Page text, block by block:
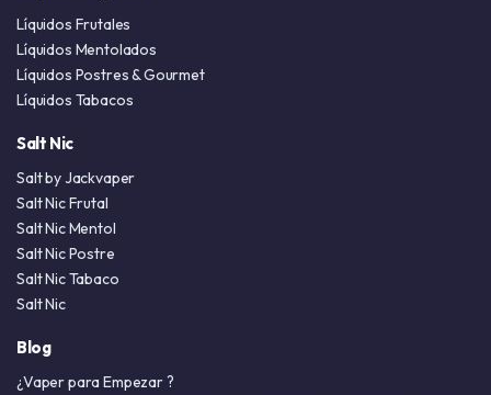
Líquidos Frutales
Líquidos Mentolados
Líquidos Postres & Gourmet
Líquidos Tabacos
Salt Nic
Salt by Jackvaper
Salt Nic Frutal
Salt Nic Mentol
Salt Nic Postre
Salt Nic Tabaco
Salt Nic
Blog
¿Vaper para Empezar ?